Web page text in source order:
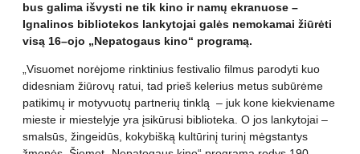
bus galima išvysti ne tik kino ir namų ekranuose –
Ignalinos bibliotekos lankytojai galės nemokamai žiūrėti
visą 16–ojo „Nepatogaus kino“ programą.
„Visuomet norėjome rinktinius festivalio filmus parodyti kuo
didesniam žiūrovų ratui, tad prieš kelerius metus subūrėme
patikimų ir motyvuotų partnerių tinklą – juk kone kiekviename
mieste ir miestelyje yra įsikūrusi biblioteka. O jos lankytojai –
smalsūs, žingeidūs, kokybišką kultūrinį turinį mėgstantys